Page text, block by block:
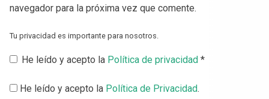
navegador para la próxima vez que comente.
Tu privacidad es importante para nosotros.
He leído y acepto la Política de privacidad *
He leído y acepto la Política de Privacidad.